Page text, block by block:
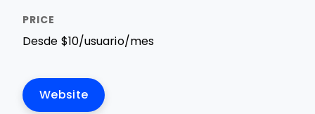
Desde $10/usuario/mes
Website